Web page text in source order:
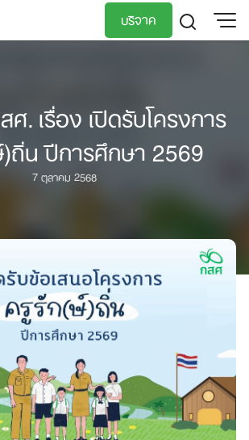
บริจาค
ศ. เรื่อง เปิดรับโครงการ
ถิ่น ปีการศึกษา 2569
7 ตุลาคม 2568